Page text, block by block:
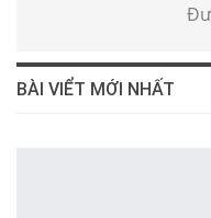
BÀI VIỂT MỚI NHẤT